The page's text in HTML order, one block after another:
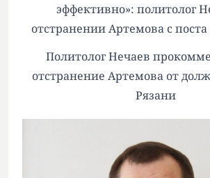
эффективно»: политолог
отстранении Артемова с
Политолог Нечаев
отстранение Артемова от
Рязани